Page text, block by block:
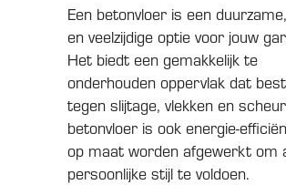
Een betonvloer is een
en veelzijdige optie voor jouw
Het biedt een gemakkelijk te
onderhouden oppervlak dat
tegen slijtage, vlekken en
betonvloer is ook energie-
op maat worden afgewerkt om
persoonlijke stijl te voldoen.